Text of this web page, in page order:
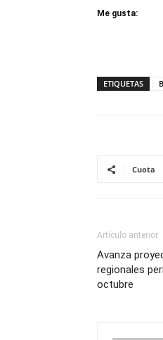
Me gusta:
ETIQUETAS
Cuota
Artículo anterior
Avanza
regionales
octubre